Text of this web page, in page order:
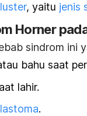
, yaitu jenis
Horner
sindrom ini
bahu saat
lahir.
.